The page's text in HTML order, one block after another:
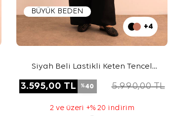
BÜYÜK BEDEN
+4
Siyah Beli Lastikli Keten Tencel
3.595,00 TL %40 5.990,00TL
2 ve üzeri +% 20 indirim